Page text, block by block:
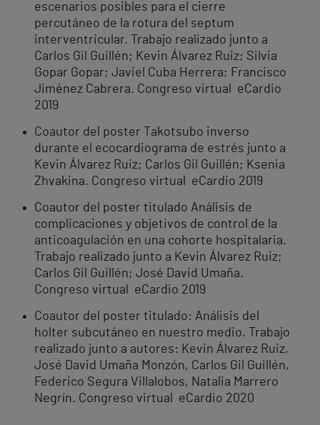
escenarios posibles para el cierre
percutáneo de la rotura del septum
interventricular. Trabajo realizado junto a
Carlos Gil Guillén; Kevin Álvarez Ruiz; Silvia
Gopar Gopar; Javiel Cuba Herrera; Francisco
Jiménez Cabrera. Congreso virtual eCardio
2019
Coautor del poster Takotsubo inverso
durante el ecocardiograma de estrés junto a
Kevin Álvarez Ruiz; Carlos Gil Guillén; Ksenia
Zhvakina. Congreso virtual eCardio 2019
Coautor del poster titulado Análisis de
complicaciones y objetivos de control de la
anticoagulación en una cohorte hospitalaria.
Trabajo realizado junto a Kevin Álvarez Ruiz;
Carlos Gil Guillén; José David Umaña.
Congreso virtual eCardio 2019
Coautor del poster titulado: Análisis del
holter subcutáneo en nuestro medio. Trabajo
realizado junto a autores: Kevin Álvarez Ruiz,
José David Umaña Monzón, Carlos Gil Guillén,
Federico Segura Villalobos, Natalia Marrero
Negrín. Congreso virtual eCardio 2020